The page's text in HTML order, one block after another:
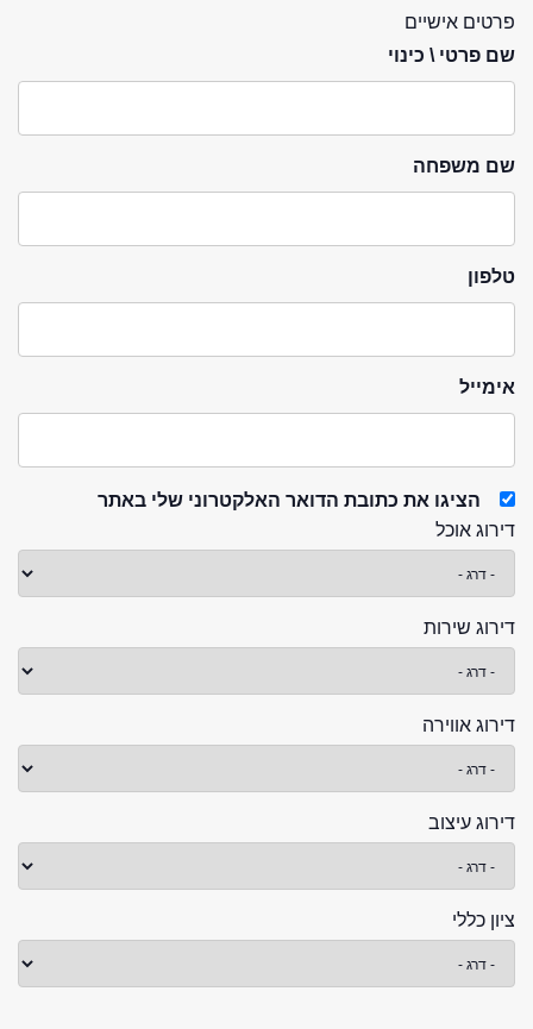
פרטים אישיים
שם פרטי \ כינוי
שם משפחה
טלפון
אימייל
הציגו את כתובת הדואר האלקטרוני שלי באתר
דירוג אוכל
דירוג שירות
דירוג אווירה
דירוג עיצוב
ציון כללי